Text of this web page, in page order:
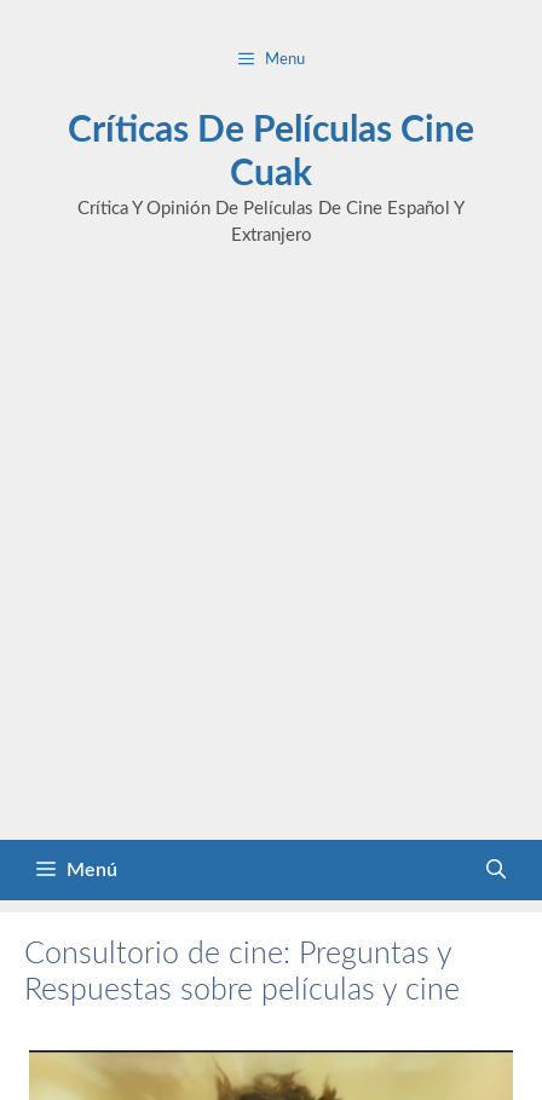
Menu
Críticas De Películas Cine
Cuak
Crítica Y Opinión De Películas De Cine Español Y
Extranjero
Menú
Consultorio de cine: Preguntas y
Respuestas sobre películas y cine